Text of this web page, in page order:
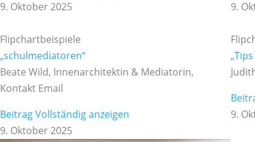
9. Oktober 2025
9.
Flipchartbeispiele
„schulmediatoren“
Beate Wild, Innenarchitektin & Mediatorin,
Kontakt Email
Beitrag Vollständig anzeigen
9. Oktober 2025
9.